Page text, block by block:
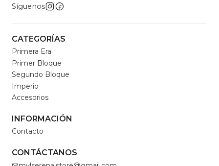
Síguenos
CATEGORÍAS
Primera Era
Primer Bloque
Segundo Bloque
Imperio
Accesorios
INFORMACIÓN
Contacto
CONTÁCTANOS